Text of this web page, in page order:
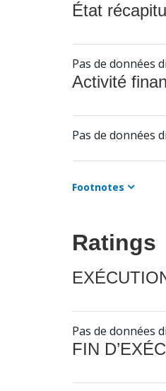
État
Pas de données
Activité
Pas de données
Footnotes
Ratings
Pas de données
FIN